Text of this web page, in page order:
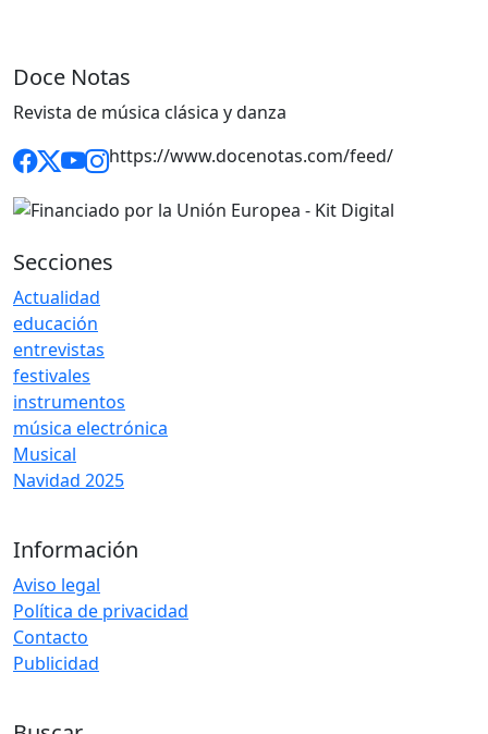
Doce Notas
Revista de música clásica y danza
https://www.docenotas.com/feed/
Secciones
Actualidad
educación
entrevistas
festivales
instrumentos
música electrónica
Musical
Navidad 2025
Información
Aviso legal
Política de privacidad
Contacto
Publicidad